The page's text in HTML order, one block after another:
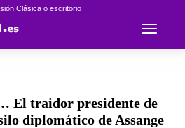
Clásica o escritorio
Toggle
El traidor presidente de
diplomático de Assange